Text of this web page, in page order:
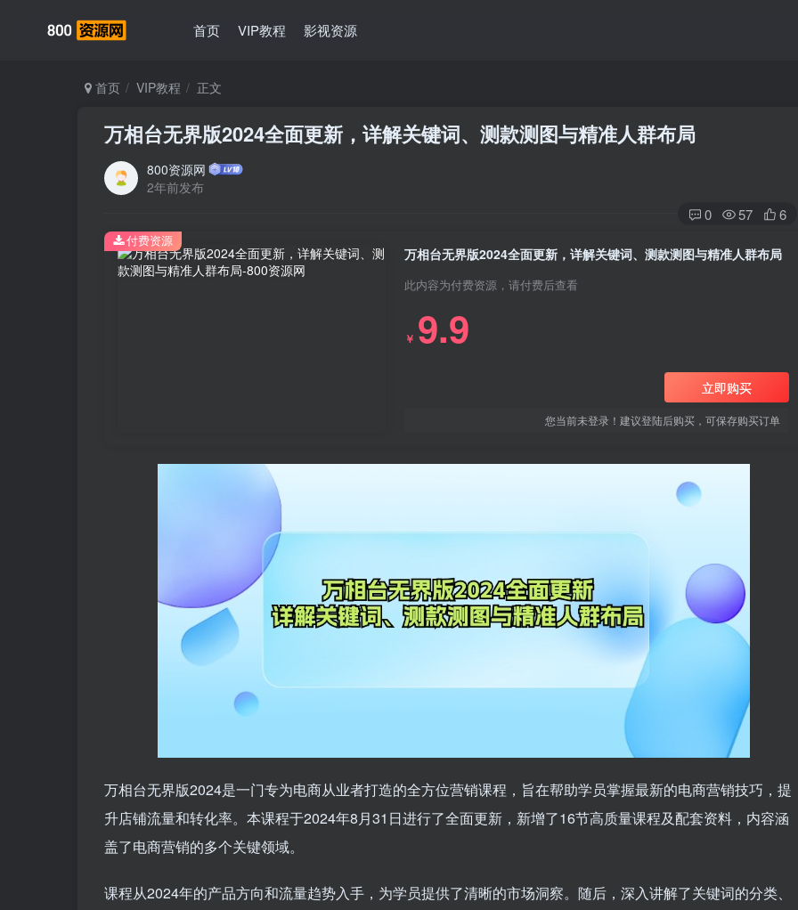
首页 VIP教程 影视资源
首页 VIP教程 正文
万相台无界版2024全面更新，详解关键词、测款测图与精准人群布局
800资源网
2年前发布
0 57 6
万相台无界版2024全面更新，详解关键词、测款测图与精准人群布局
此内容为付费资源，请付费后查看
￥ 9.9
立即购买
您当前未登录！建议登陆后购买，可保存购买订单
付费资源
万相台无界版2024是一门专为电商从业者打造的全方位营销课程，旨在帮助学员掌握最新的电商营销技巧，提
升店铺流量和转化率。本课程于2024年8月31日进行了全面更新，新增了16节高质量课程及配套资料，内容涵
盖了电商营销的多个关键领域。
课程从2024年的产品方向和流量趋势入手，为学员提供了清晰的市场洞察。随后，深入讲解了关键词的分类、